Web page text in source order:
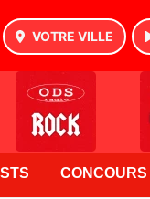
VOTRE VILLE
CONCOURS